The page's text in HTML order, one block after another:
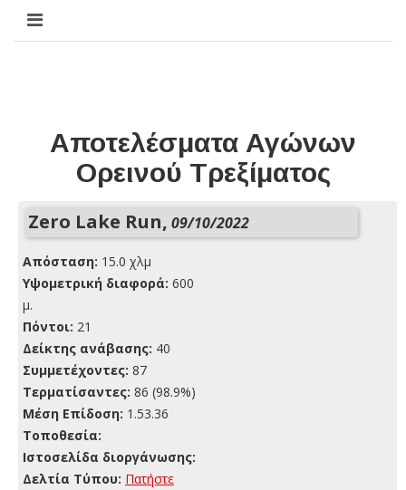
Αποτελέσματα Αγώνων
Ορεινού Τρεξίματος
Zero Lake Run, 09/10/2022
Απόσταση: 15.0 χλμ
Yψομετρική διαφορά: 600
μ.
Πόντοι: 21
Δείκτης ανάβασης: 40
Συμμετέχοντες: 87
Τερματίσαντες: 86 (98.9%)
Μέση Επίδοση: 1.53.36
Τοποθεσία:
Ιστοσελίδα διοργάνωσης:
Δελτία Τύπου: Πατήστε